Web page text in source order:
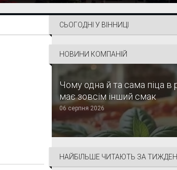
СЬОГОДНІ У ВІННИЦІ
НОВИНИ КОМПАНІЙ
Чому одна й та сама піца в
має зовсім інший смак
06 серпня 2026
НАЙБІЛЬШЕ ЧИТАЮТЬ ЗА